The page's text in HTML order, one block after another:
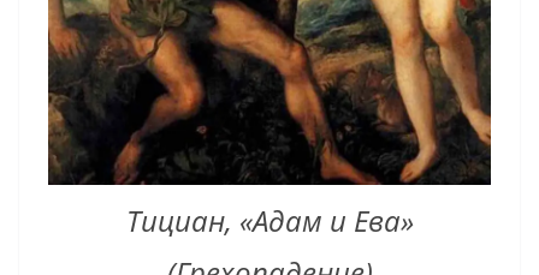
Тициан, «Адам и Ева»